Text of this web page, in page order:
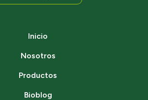
Inicio
Nosotros
Productos
Bioblog